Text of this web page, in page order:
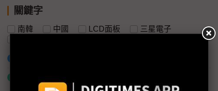
關鍵字
南韓 中國 LCD面板
三星電子